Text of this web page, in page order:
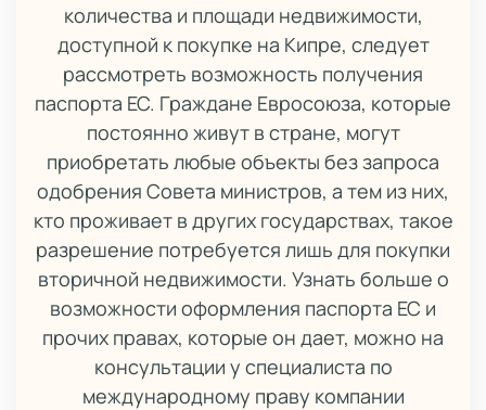
количества и площади недвижимости,
доступной к покупке на Кипре, следует
рассмотреть возможность получения
паспорта ЕС. Граждане Евросоюза, которые
постоянно живут в стране, могут
приобретать любые объекты без запроса
одобрения Совета министров, а тем из них,
кто проживает в других государствах, такое
разрешение потребуется лишь для покупки
вторичной недвижимости. Узнать больше о
возможности оформления паспорта ЕС и
прочих правах, которые он дает, можно на
консультации у специалиста по
международному праву компании